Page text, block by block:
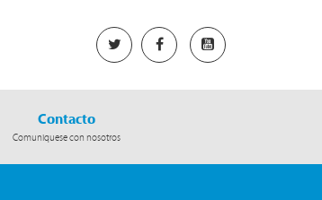
Contacto
Comuniquese con nosotros